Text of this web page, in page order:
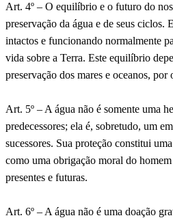
Art. 4º – O equilíbrio e o futuro do
preservação da água e de seus ciclos.
intactos e funcionando normalmente
vida sobre a Terra. Este equilíbrio
preservação dos mares e oceanos,
Art. 5º – A água não é somente uma
predecessores; ela é, sobretudo, um
sucessores. Sua proteção constitui
como uma obrigação moral do homem
presentes e futuras.
Art. 6º – A água não é uma doação